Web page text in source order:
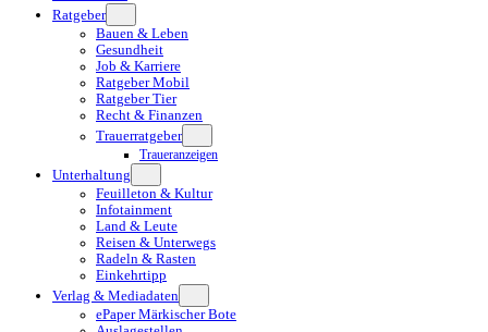
Ratgeber
Bauen & Leben
Gesundheit
Job & Karriere
Ratgeber Mobil
Ratgeber Tier
Recht & Finanzen
Trauerratgeber
Traueranzeigen
Unterhaltung
Feuilleton & Kultur
Infotainment
Land & Leute
Reisen & Unterwegs
Radeln & Rasten
Einkehrtipp
Verlag & Mediadaten
ePaper Märkischer Bote